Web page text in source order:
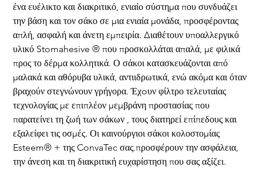
ένα ευέλικτο και διακριτικό, ενιαίο σύστημα που συνδυάζει
την βάση και τον σάκο σε μια ενιαία μονάδα, προσφέροντας
απλή, ασφαλή και άνετη εμπειρία. Διαθέτουν υποαλλεργικό
υλικό Stomahesive ® που προσκολλάται απαλά, με φιλικά
προς το δέρμα κολλητικά. Ο σάκοι κατασκευάζονται από
μαλακά και αθόρυβα υλικά, αντιιδρωτικά, ενώ ακόμα και όταν
βραχούν στεγνώνουν γρήγορα. Έχoυν φίλτρο τελευταίας
τεχνολογίας με επιπλέον μεμβράνη προστασίας που
παρατείνει τη ζωή των σάκων , τους διατηρεί επίπεδους και
εξαλείφει τις οσμές. Οι καινούργιοι σάκοι κολοστομίας
Esteem® + της ConvaTec σας.προσφέρουν την ασφάλεια,
την άνεση και τη διακριτική ευχαρίστηση που σας αξίζει.